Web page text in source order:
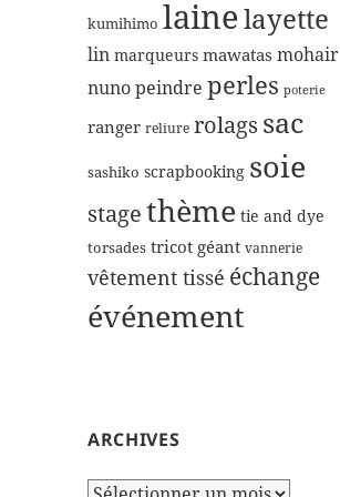
kumihimo lainelayette
lin marqueurs mawatas mohair
nunopeindre perles poterie
ranger reliure rolags sac
sashiko scrapbooking soie
stagethème tie and dye
torsades tricot géant vannerie
vêtement tissé échange
événement
ARCHIVES
Archives